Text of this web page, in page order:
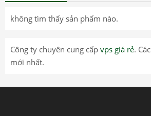
không tìm thấy sản phẩm nào.
Công ty chuyên cung cấp vps giá rẻ. Các
mới nhất.